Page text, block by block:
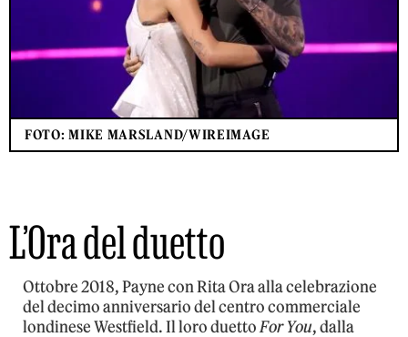
FOTO: MIKE MARSLAND/WIREIMAGE
L’Ora del duetto
Ottobre 2018, Payne con Rita Ora alla celebrazione
del decimo anniversario del centro commerciale
londinese Westfield. Il loro duettoFor You, dalla